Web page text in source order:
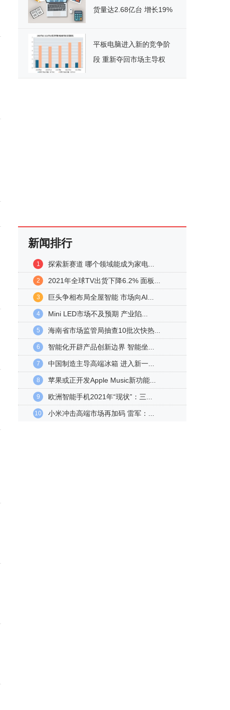
货量达2.68亿台 增长19%
平板电脑进入新的竞争阶
段 重新夺回市场主导权
新闻排行
1 探索新赛道 哪个领域能成为家电...
2 2021年全球TV出货下降6.2% 面板...
3 巨头争相布局全屋智能 市场向AI...
4 Mini LED市场不及预期 产业陷...
5 海南省市场监管局抽查10批次快热...
6 智能化开辟产品创新边界 智能坐...
7 中国制造主导高端冰箱 进入新一...
8 苹果或正开发Apple Music新功能...
9 欧洲智能手机2021年“现状”：三...
10 小米冲击高端市场再加码 雷军：...